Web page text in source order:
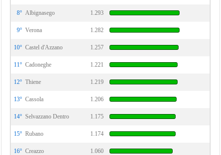
8° Albignasego 1.293
9° Verona 1.282
10° Castel d'Azzano 1.257
11° Cadoneghe 1.221
12° Thiene 1.219
13° Cassola 1.206
14° Selvazzano Dentro 1.175
15° Rubano 1.174
16° Creazzo 1.060